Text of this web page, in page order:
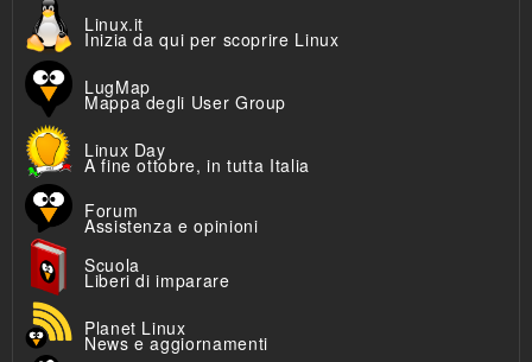
Linux.it
Inizia da qui per scoprire Linux
LugMap
Mappa degli User Group
Linux Day
A fine ottobre, in tutta Italia
Forum
Assistenza e opinioni
Scuola
Liberi di imparare
Planet Linux
News e aggiornamenti